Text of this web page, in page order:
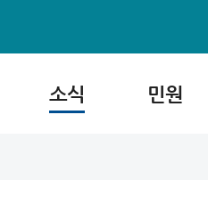
소식 민원